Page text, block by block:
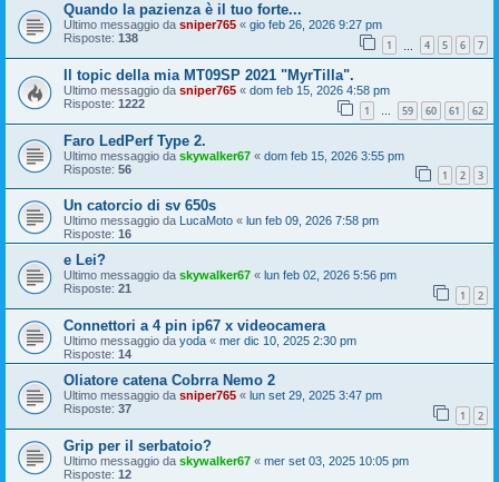
Quando la pazienza è il tuo forte...
Ultimo messaggio da sniper765 « gio feb 26, 2026 9:27 pm
Risposte: 138 1 4 5 6 7
Il topic della mia MT09SP 2021 "MyrTilla".
Ultimo messaggio da sniper765 « dom feb 15, 2026 4:58 pm
Risposte: 1222 1 … 59 60 61 62
Faro LedPerf Type 2.
Ultimo messaggio da skywalker67 « dom feb 15, 2026 3:55 pm
Risposte: 56 1 2 3
Un catorcio di sv 650s
Ultimo messaggio da LucaMoto « lun feb 09, 2026 7:58 pm
Risposte: 16
e Lei?
Ultimo messaggio da skywalker67 « lun feb 02, 2026 5:56 pm
Risposte: 21 1 2
Connettori a 4 pin ip67 x videocamera
Ultimo messaggio da yoda « mer dic 10, 2025 2:30 pm
Risposte: 14
Oliatore catena Cobrra Nemo 2
Ultimo messaggio da sniper765 « lun set 29, 2025 3:47 pm
Risposte: 37 1 2
Grip per il serbatoio?
Ultimo messaggio da skywalker67 « mer set 03, 2025 10:05 pm
Risposte: 12